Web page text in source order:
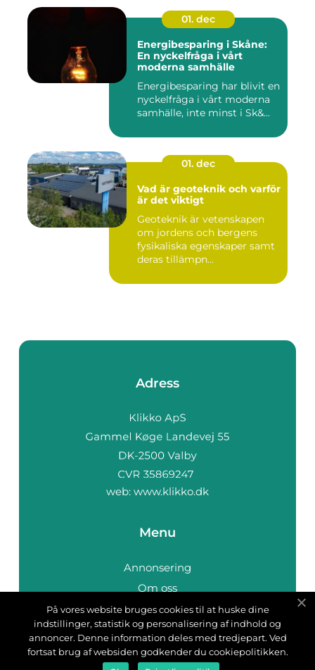
01. dec
Energibesparing i Skåne:
En nyckelfråga i vårt
moderna samhälle
Energibesparing har blivit en
nyckelfråga i vårt moderna
samhälle, inte minst i Sk&...
01. dec
Vad är geoteknik och varför
är det viktigt
Geoteknik är vetenskapen
om jordens och bergens
fysikaliska egenskaper samt
deras tillämpn...
Adress
web: www.klikko.dk
Menu
Annonsering
Om oss
Cookies
Kontakta oss
Sitemap
På vores website bruges cookies til at huske dine
indstillinger, statistik og personalisering af indhold og
annoncer. Denne information deles med tredjepart. Ved
fortsat brug af websiden godkender du cookiepolitikken.